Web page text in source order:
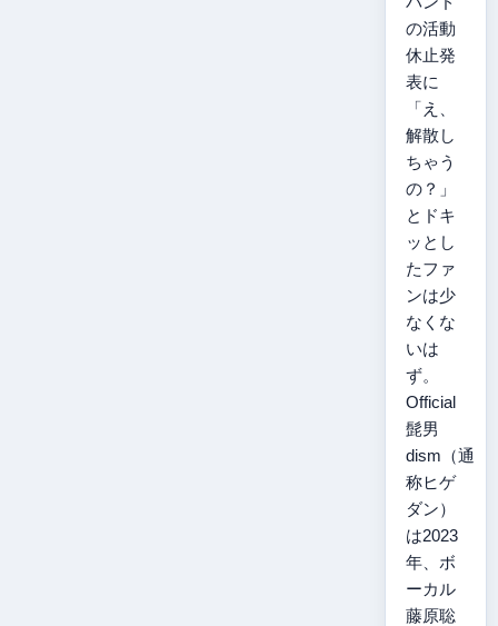
の活動
休止発
表に
「え、
解散し
ちゃう
の？」
とドキ
ッとし
たファ
ンは少
なくな
いは
ず。
Official
髭男
dism（通
称ヒゲ
ダン）
は2023
年、ボ
ーカル
藤原聡